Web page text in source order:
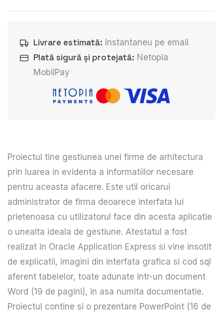
Livrare estimată: Instantaneu pe email
Plată sigură și protejată: Netopia
MobilPay
Proiectul tine gestiunea unei firme de arhitectura
prin luarea in evidenta a informatiilor necesare
pentru aceasta afacere. Este util oricarui
administrator de firma deoarece interfata lui
prietenoasa cu utilizatorul face din acesta aplicatie
o unealta ideala de gestiune. Atestatul a fost
realizat in Oracle Application Express si vine insotit
de explicatii, imagini din interfata grafica si cod sql
aferent tabelelor, toate adunate intr-un document
Word (19 de pagini), in asa numita documentatie.
Proiectul contine si o prezentare PowerPoint (16 de